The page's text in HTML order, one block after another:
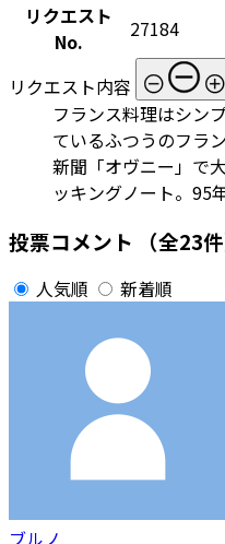
リクエスト
No.
27184
リクエスト内容
フランス料理はシン
ているふつうのフラ
新聞「オヴニー」で
ッキングノート。95
投票コメント （全23件
人気順 新着順